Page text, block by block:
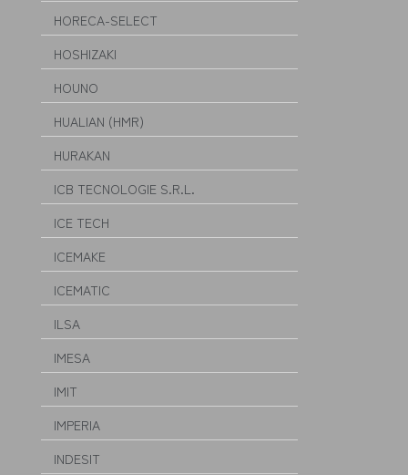
HORECA-SELECT
HOSHIZAKI
HOUNO
HUALIAN (HMR)
HURAKAN
ICB TECNOLOGIE S.R.L.
ICE TECH
ICEMAKE
ICEMATIC
ILSA
IMESA
IMIT
IMPERIA
INDESIT